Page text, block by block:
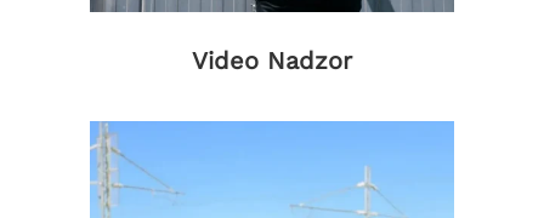
Video Nadzor